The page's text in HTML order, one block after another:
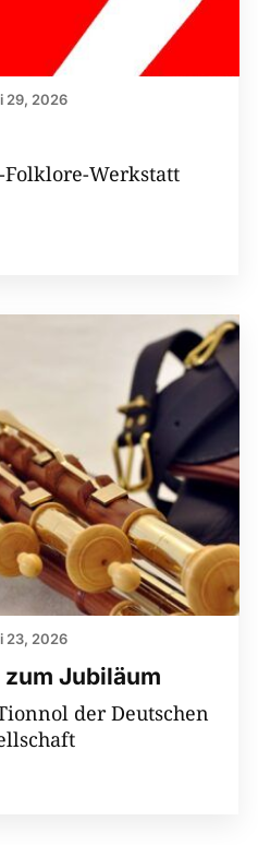
29, 2026
Werkstatt
Jubiläum
23, 2026
der Deutschen